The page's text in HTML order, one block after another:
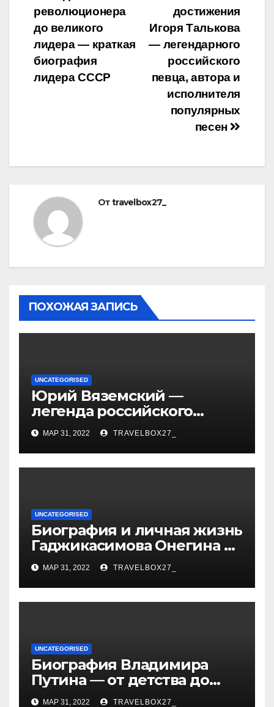
по
записям
достижения
Игоря Талькова
— легендарного
российского
певца, автора и
исполнителя
популярных
песен
революционера
до великого
лидера — краткая
биография
лидера СССР
Отtravelbox27_
ПОХОЖАЯ ЗАПИСЬ
UNCATEGORISED
Юрий Вяземский —
легенда российского
спорта — биография,
достижения и вклад в
развитие гимнастики
МАР 31, 2022 TRAVELBOX27_
UNCATEGORISED
Биография и личная жизнь
Гаджикасимова Онегина —
информация о жене и
детях
МАР 31, 2022 TRAVELBOX27_
UNCATEGORISED
Биография Владимира
Путина — от детства до
президентства
МАР 31, 2022 TRAVELBOX27_